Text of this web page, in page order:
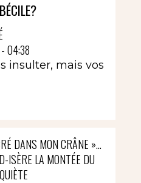
04:38
insulter, mais vos
DANS MON CRÂNE »…
ISÈRE LA MONTÉE DU